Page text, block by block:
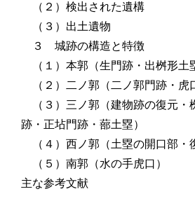
（２）検出された遺構
（３）出土遺物
３ 城跡の構造と特徴
（１）本郭（生門跡・出桝形土
（２）二ノ郭（二ノ郭門跡・虎
（３）三ノ郭（建物跡の復元・
跡・正坫門跡・蔀土塁）
（４）西ノ郭（土塁の開口部・
（５）南郭（水の手虎口）
主な参考文献